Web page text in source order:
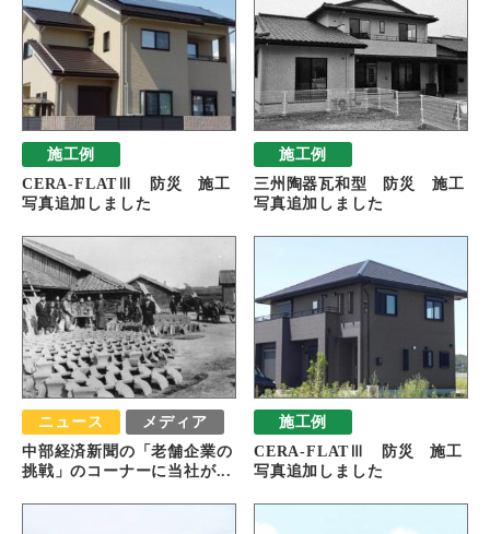
お問い合わせ プライバシーポリシー サイトマップ
施工例
CERA-FLATⅢ 防災 施工
写真追加しました
施工例
三州陶器瓦和型 防災 施工
写真追加しました
ニュース メディア
中部経済新聞の「老舗企業の
挑戦」のコーナーに当社が...
施工例
CERA-FLATⅢ 防災 施工
写真追加しました